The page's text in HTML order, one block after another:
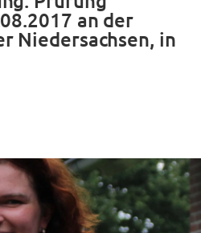
an der
Niedersachsen, in